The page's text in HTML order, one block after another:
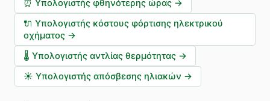
⏰ Υπολογιστής φθηνότερης ώρας →
🔌 Υπολογιστής κόστους φόρτισης ηλεκτρικού
οχήματος →
🌡️ Υπολογιστής αντλίας θερμότητας →
☀️ Υπολογιστής απόσβεσης ηλιακών →